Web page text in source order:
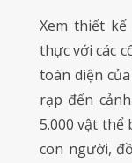
Xem thiết
thực với các
toàn diện
rạp đến
5.000 vật thể
con người,